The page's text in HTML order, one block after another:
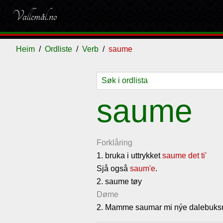
Vallemål.no
Heim Ordliste Verb saume
saume
Forklåring
1. bruka i uttrykketsaume det ti'
Sjå også saum'e.
2. saume tøy
Døme
2. Mamme saumar mi nýe